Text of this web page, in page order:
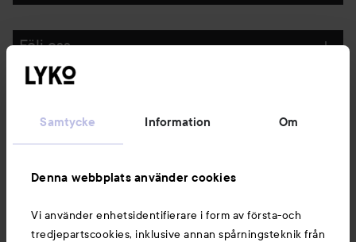
Samtycke Information Om
Denna webbplats använder cookies
Vi använder enhetsidentifierare i form av första-och
tredjepartscookies, inklusive annan spårningsteknik från
Följ oss
Du kanske också gillar